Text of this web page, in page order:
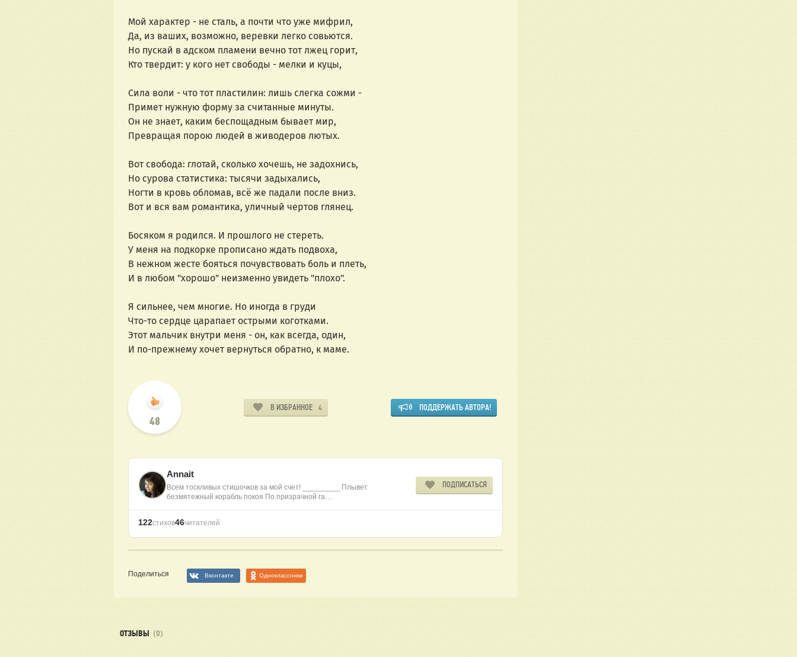
Мой характер - не сталь, а почти что уже мифрил,
Да, из ваших, возможно, веревки легко совьются.
Но пускай в адском пламени вечно тот лжец горит,
Кто твердит: у кого нет свободы - мелки и куцы,
Сила воли - что тот пластилин: лишь слегка сожми -
Примет нужную форму за считанные минуты.
Он не знает, каким беспощадным бывает мир,
Превращая порою людей в живодеров лютых.
Вот свобода: глотай, сколько хочешь, не задохнись,
Но сурова статистика: тысячи задыхались,
Ногти в кровь обломав, всё же падали после вниз.
Вот и вся вам романтика, уличный чертов глянец.
Босяком я родился. И прошлого не стереть.
У меня на подкорке прописано ждать подвоха,
В нежном жесте бояться почувствовать боль и плеть,
И в любом "хорошо" неизменно увидеть "плохо".
Я сильнее, чем многие. Но иногда в груди
Что-то сердце царапает острыми коготками.
Этот мальчик внутри меня - он, как всегда, один,
И по-прежнему хочет вернуться обратно, к маме.
48
В ИЗБРАННОЕ 4 ПОДДЕРЖАТЬ АВТОРА!
Annait
Всем тоскливых стишочков за мой счет! _________ Плывет
безмятежный корабль покоя По призрачной га…
ПОДПИСАТЬСЯ
122стихов46читателей
Поделиться Вконтакте Одноклассники
ОТЗЫВЫ (0)